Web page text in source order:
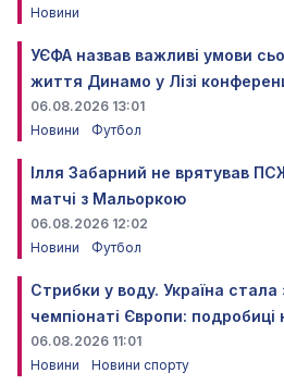
Новини
УЄФА назвав важливі умови
життя Динамо у Лізі
06.08.2026 13:01
Новини
Футбол
Ілля Забарний не врятував
матчі з Мальоркою
06.08.2026 12:02
Новини
Футбол
Стрибки у воду. Україна стала
чемпіонаті Європи:
06.08.2026 11:01
Новини
Новини спорту